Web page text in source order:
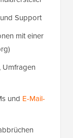
Support
mit einer
und E-Mail-